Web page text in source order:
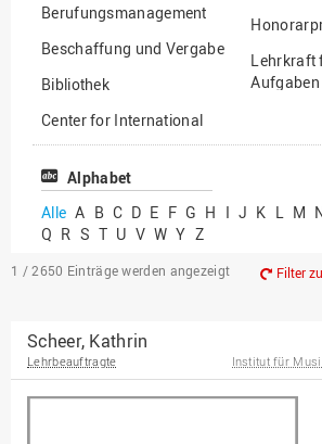
Berufungsmanagement
Beschaffung und Vergabe
Bibliothek
Center for International
Mobility
Center for International
Chancengerechtigkeit
eLearning Competence
EU-Büro
Fakultät
Agrarwissenschaften und
Lehrkraft
Aufgaben
Alphabet
Alle A B C D E F G H I J K L M
Q R S T U V W Y Z
1 / 2650 Einträge werden angezeigt Filter
Scheer, Kathrin
Lehrbeauftragte Institut für